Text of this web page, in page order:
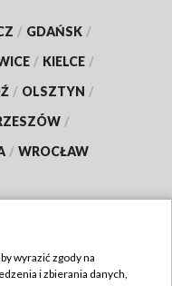
/ GDAŃSK /
/ KIELCE /
/ OLSZTYN /
/
/ WROCŁAW
wyrazić zgody na
i zbierania danych,